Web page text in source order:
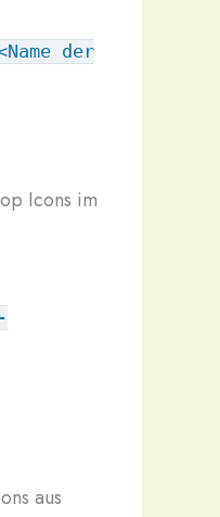
der
Icons im
aus